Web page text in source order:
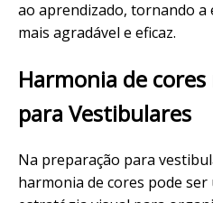
ao aprendizado, tornando a
mais agradável e eficaz.
Harmonia de
para Vestibulares
Na preparação para
harmonia de cores pode